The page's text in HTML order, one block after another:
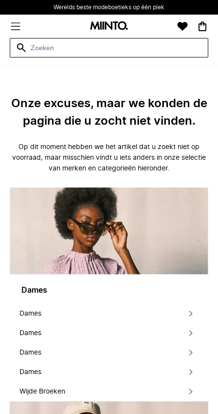
Werelds beste modeboetieks op één plek
Onze excuses, maar we konden de
pagina die u zocht niet vinden.
Op dit moment hebben we het artikel dat u zoekt niet op
voorraad, maar misschien vindt u iets anders in onze selectie
van merken en categorieën hieronder.
Dames
Dames
Dames
Dames
Dames
Wijde Broeken